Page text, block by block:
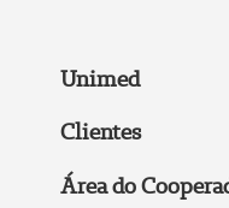
Unimed
Clientes
Área do